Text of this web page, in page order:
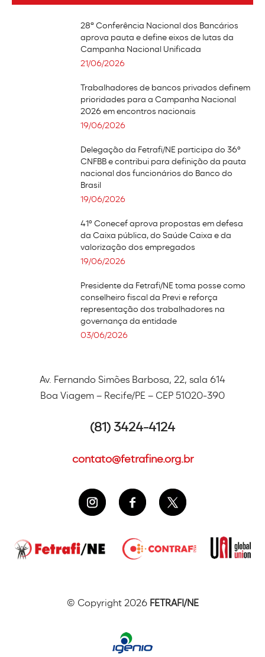
28ª Conferência Nacional dos Bancários
aprova pauta e define eixos de lutas da
Campanha Nacional Unificada
21/06/2026
Trabalhadores de bancos privados definem
prioridades para a Campanha Nacional
2026 em encontros nacionais
19/06/2026
Delegação da Fetrafi/NE participa do 36º
CNFBB e contribui para definição da pauta
nacional dos funcionários do Banco do
Brasil
19/06/2026
41º Conecef aprova propostas em defesa
da Caixa pública, do Saúde Caixa e da
valorização dos empregados
19/06/2026
Presidente da Fetrafi/NE toma posse como
conselheiro fiscal da Previ e reforça
representação dos trabalhadores na
governança da entidade
03/06/2026
Av. Fernando Simões Barbosa, 22, sala 614
Boa Viagem – Recife/PE – CEP 51020-390
(81) 3424-4124
contato@fetrafine.org.br
© Copyright 2026 FETRAFI/NE